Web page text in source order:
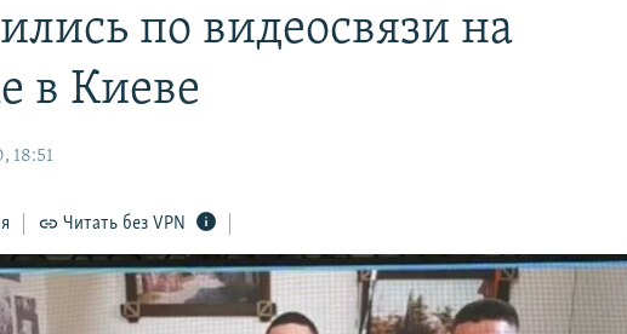
по видеосвязи на
в Киеве
18:51
Читать без VPN